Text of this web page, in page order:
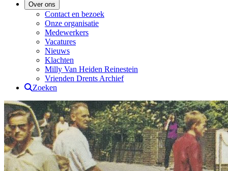
Over ons
Contact en bezoek
Onze organisatie
Medewerkers
Vacatures
Nieuws
Klachten
Milly Van Heiden Reinestein
Vrienden Drents Archief
Zoeken
Drents Archief